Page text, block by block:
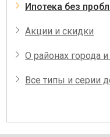
Ипотека без
Акции и скидки
О районах города и
Все типы и серии